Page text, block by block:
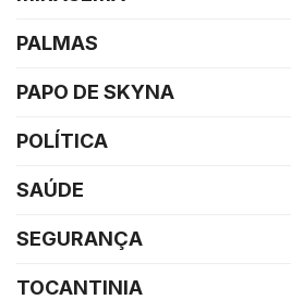
PALMAS
PAPO DE SKYNA
POLÍTICA
SAÚDE
SEGURANÇA
TOCANTINIA